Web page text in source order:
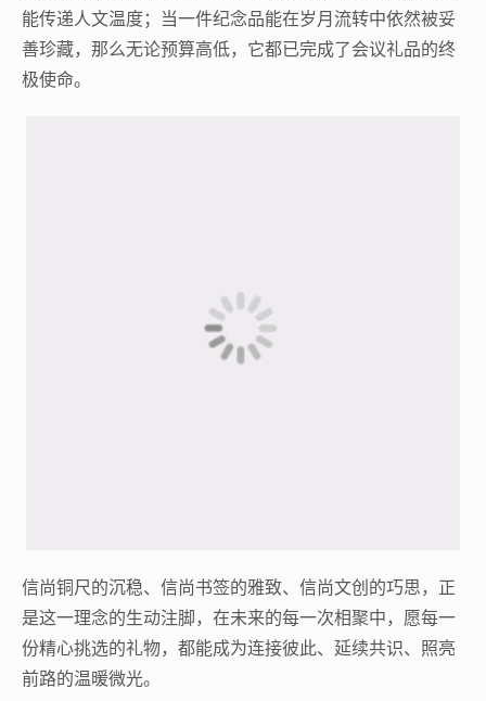
能传递人文温度；当一件纪念品能在岁月流转中依然被妥
善珍藏，那么无论预算高低，它都已完成了会议礼品的终
极使命。
信尚铜尺的沉稳、信尚书签的雅致、信尚文创的巧思，正
是这一理念的生动注脚，在未来的每一次相聚中，愿每一
份精心挑选的礼物，都能成为连接彼此、延续共识、照亮
前路的温暖微光。